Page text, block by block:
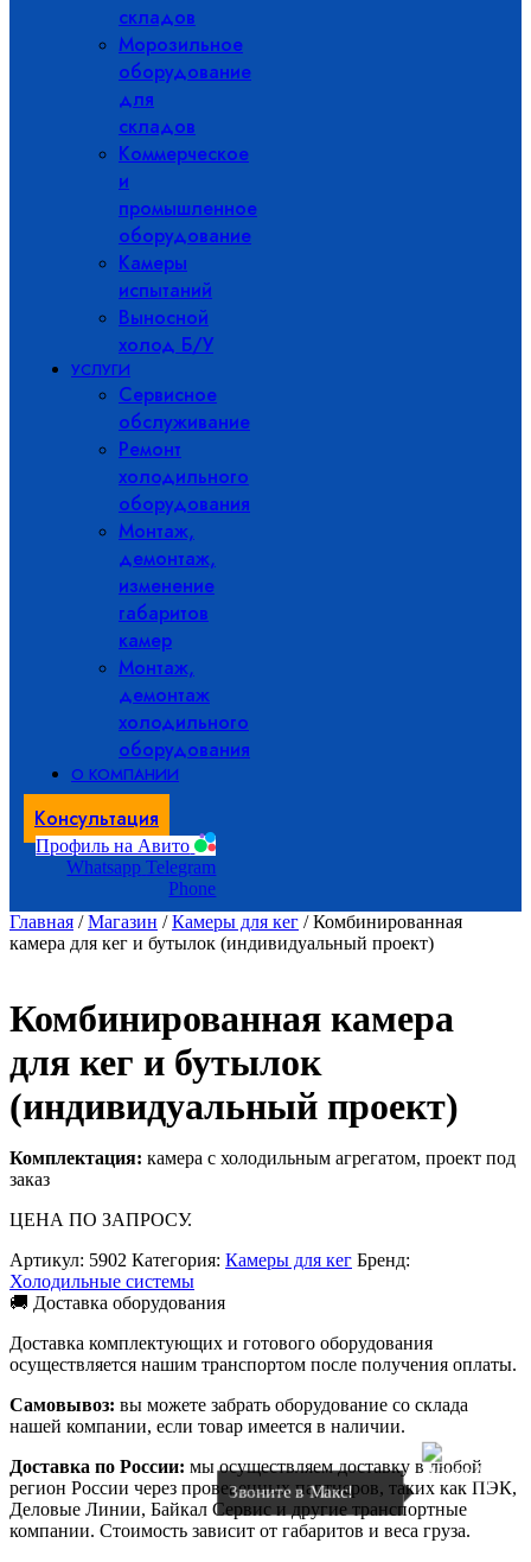
складов
Морозильное
оборудование
для
складов
Коммерческое
и
промышленное
оборудование
Камеры
испытаний
Выносной
холод Б/У
УСЛУГИ
Сервисное
обслуживание
Ремонт
холодильного
оборудования
Монтаж,
демонтаж,
изменение
габаритов
камер
Монтаж,
демонтаж
холодильного
оборудования
О КОМПАНИИ
Консультация
Профиль на Авито
Whatsapp Telegram
Phone
Главная /Магазин /Камеры для кег / Комбинированная
камера для кег и бутылок (индивидуальный проект)
Комбинированная камера
для кег и бутылок
(индивидуальный проект)
Комплектация: камера с холодильным агрегатом, проект под
заказ
ЦЕНА ПО ЗАПРОСУ.
Артикул: 5902 Категория: Камеры для кег Бренд:
Холодильные системы
🚚 Доставка оборудования
Доставка комплектующих и готового оборудования
осуществляется нашим транспортом после получения оплаты.
Самовывоз: вы можете забрать оборудование со склада
нашей компании, если товар имеется в наличии.
Доставка по России: мы осуществляем доставку в любой
регион России через проверенных партнеров, таких как ПЭК,
Деловые Линии, Байкал Сервис и другие транспортные
компании. Стоимость зависит от габаритов и веса груза.
Звоните в Макс!